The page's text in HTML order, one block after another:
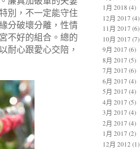
別，不一定能守住
分破壞分離，性情
不好的組合。總的
耐心跟愛心交陪，
1月 2018 (4)
12月 2017 (4)
11月 2017 (6)
10月 2017 (7)
9月 2017 (6)
8月 2017 (5)
7月 2017 (6)
6月 2017 (4)
5月 2017 (4)
4月 2017 (5)
3月 2017 (4)
2月 2017 (4)
1月 2017 (2)
12月 2012 (1)